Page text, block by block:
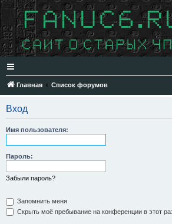
Главная Список форумов
Вход
Имя пользователя:
Пароль:
Забыли пароль?
Запомнить меня
Скрыть моё пребывание на конференции в этот